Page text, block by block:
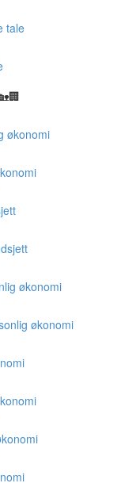
tale
økonomi
økonomi
økonomi